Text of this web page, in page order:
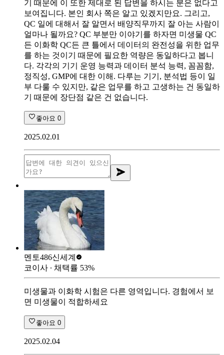
기 때문에 이 또한 제대로 된 답변을 하시는 분은 없다고
보여집니다. 본인 회사 쪽은 알고 있겠지만요. 그리고,
QC 일에 대해서 잘 알면서 배양직무까지 잘 아는 사람이
얼마나 될까요? QC 부분만 이야기를 하자면 미생물 QC
든 이화학 QC든 큰 틀에서 데이터의 완전성을 위한 업무
를 하는 것이기 때문에 필요한 역량은 동일하다고 봅니
다. 각각의 기기 운영 능력과 데이터 분석 능력, 꼼꼼함,
정직성, GMP에 대한 이해. 다루는 기기, 분석법 등이 일
부 다룰 수 있지만, 같은 업무를 하고 고생하는 건 동일하
기 때문에 장단점 같은 건 없습니다.
좋아요 0
2025.02.01
멘토486신세계
코이사 ∙ 채택률 53%
미생물과 이화학 시험은 다른 영역입니다. 경험에서 보
면 미생물이 적합하세요
좋아요 0
2025.02.04